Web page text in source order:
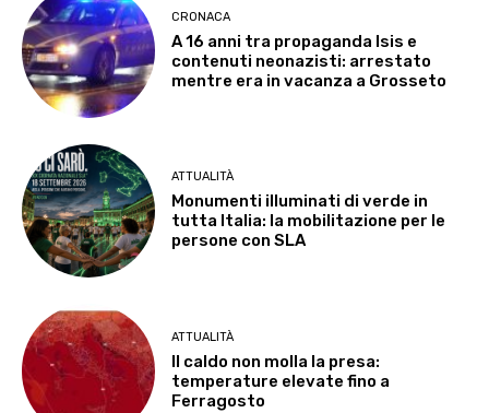
CRONACA
A 16 anni tra propaganda Isis e
contenuti neonazisti: arrestato
mentre era in vacanza a Grosseto
ATTUALITÀ
Monumenti illuminati di verde in
tutta Italia: la mobilitazione per le
persone con SLA
ATTUALITÀ
Il caldo non molla la presa:
temperature elevate fino a
Ferragosto